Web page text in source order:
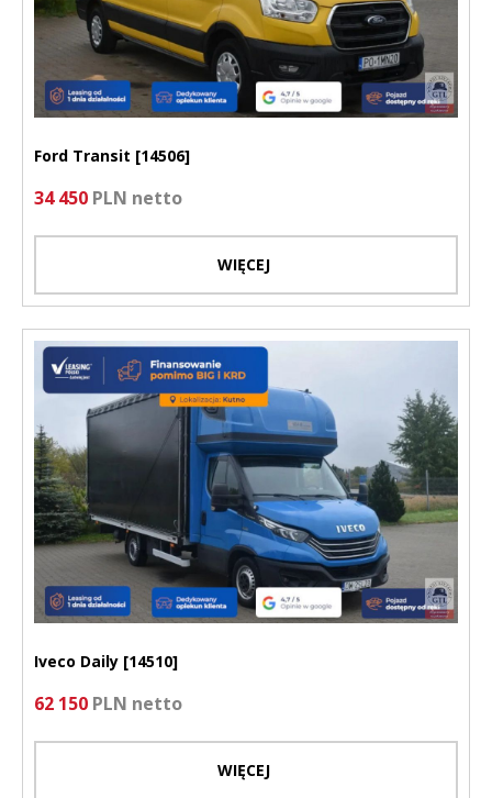
Ford Transit [14506]
34 450 PLN netto
WIĘCEJ
Iveco Daily [14510]
62 150 PLN netto
WIĘCEJ